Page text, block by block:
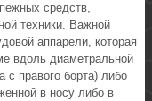
средств,
техники. Важной
аппарели, которая
вдоль диаметральной
с правого борта) либо
в носу либо в